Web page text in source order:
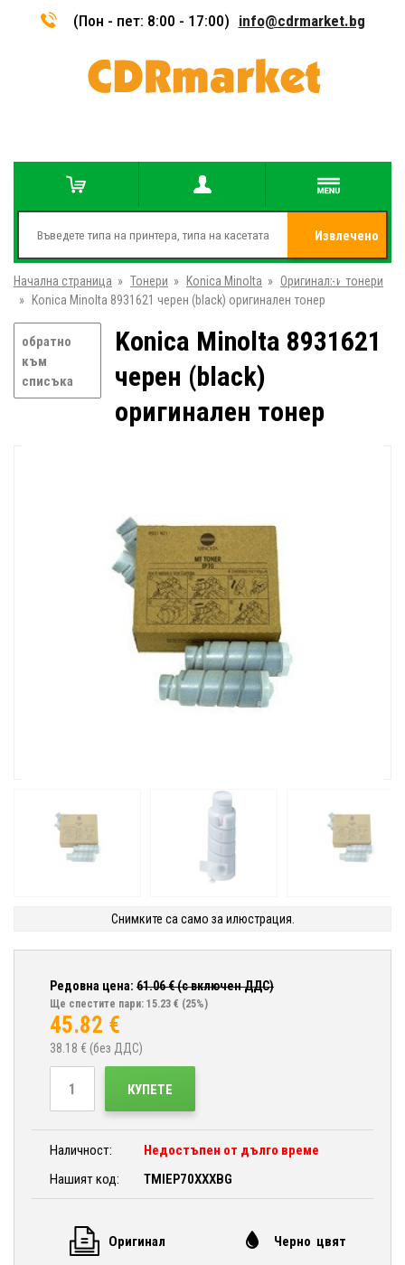
(Пон - пет: 8:00 - 17:00) info@cdrmarket.bg
Извлечено
от
Начална страница » Тонери » Konica Minolta » Оригинални тонери
»
Konica Minolta 8931621 черен (black) оригинален тонер
обратно
към
списъка
Konica Minolta 8931621
черен (black)
оригинален тонер
Снимките са само за илюстрация.
Редовна цена: 61.06€ (с включен ДДС)
Ще спестите пари: 15.23 € (25%)
45.82 €
38.18 € (без ДДС)
КУПЕТЕ
Наличност:
Недостъпен от дълго време
Нашият код:
TMIEP70XXXBG
Оригинал Черно цвят